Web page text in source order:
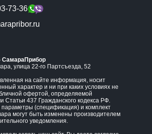
73-36
СамараПрибор
улица 22-го Партсъезда, 52
на сайте информация, носит
характер и ни при каких условиях не
офертой, определяемой
Статьи 437 Гражданского кодекса РФ.
параметры (спецификация) и комплект
могут быть изменены производителем
уведомления.